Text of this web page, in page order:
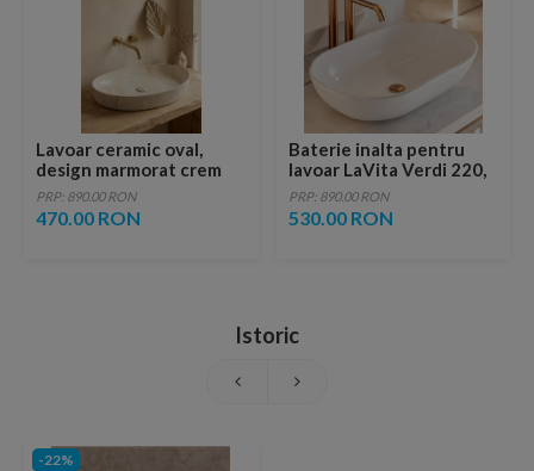
Lavoar ceramic oval,
design marmorat crem
lucios cu vene aurii,
ventil inclus
PRP: 890.00 RON
470.00 RON
Baterie inalta pentru
lavoar LaVita Verdi 220,
fara ventil, brushed
copper
PRP: 890.00 RON
530.00 RON
Istoric
-22%